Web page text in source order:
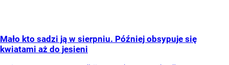
Mało kto sadzi ją w sierpniu. Później obsypuje się
kwiatami aż do jesieni